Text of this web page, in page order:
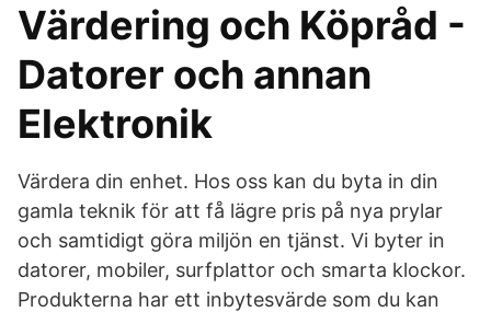
Värdering och Köpråd -
Datorer och annan
Elektronik
Värdera din enhet. Hos oss kan du byta in din
gamla teknik för att få lägre pris på nya prylar
och samtidigt göra miljön en tjänst. Vi byter in
datorer, mobiler, surfplattor och smarta klockor.
Produkterna har ett inbytesvärde som du kan